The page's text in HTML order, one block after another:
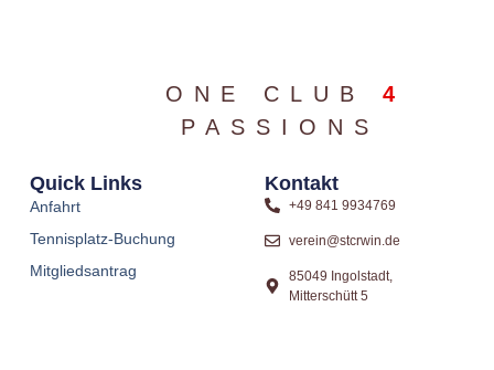
ONE CLUB
4
PASSIONS
Quick Links
Anfahrt
Tennisplatz-Buchung
Mitgliedsantrag
Kontakt
+49 841 9934769
verein@stcrwin.de
85049 Ingolstadt,
Mitterschütt 5